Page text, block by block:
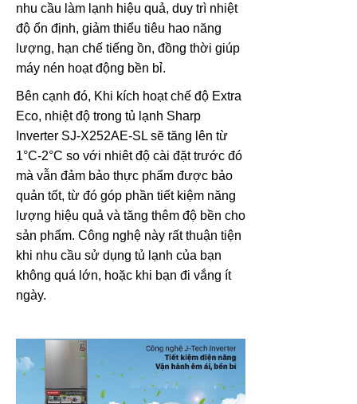
nhu cầu làm lạnh hiệu quả, duy trì nhiệt
độ ổn định, giảm thiểu tiêu hao năng
lượng, hạn chế tiếng ồn, đồng thời giúp
máy nén hoạt động bền bỉ.
Bên cạnh đó, Khi kích hoạt chế độ Extra
Eco, nhiệt độ trong tủ lạnh Sharp
Inverter SJ-X252AE-SL sẽ tăng lên từ
1°C-2°C so với nhiêt độ cài đặt trước đó
mà vẫn đảm bảo thực phẩm được bảo
quản tốt, từ đó góp phần tiết kiệm năng
lượng hiệu quả và tăng thêm độ bền cho
sản phẩm. Công nghệ này rất thuận tiện
khi nhu cầu sử dụng tủ lạnh của bạn
không quá lớn, hoặc khi bạn đi vắng ít
ngày.